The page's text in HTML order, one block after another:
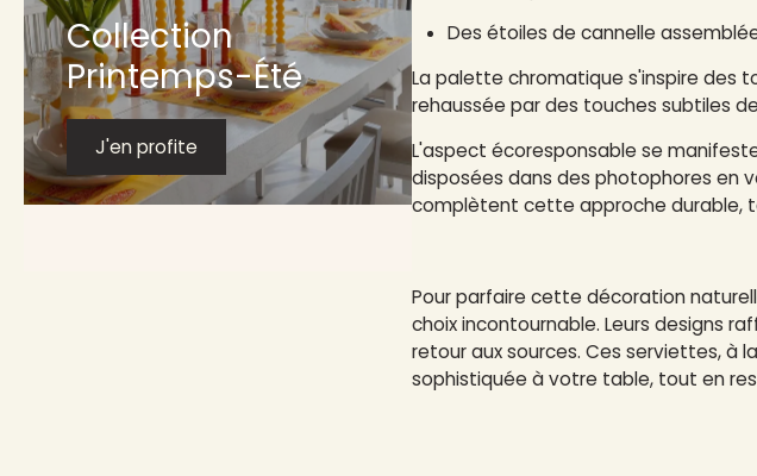
Collection
Printemps-Été
J'en profite
Des étoiles de cannelle
La palette chromatique s'inspire des
rehaussée par des touches subtiles
L'aspect écoresponsable se
disposées dans des photophores en
complètent cette approche durable,
Pour parfaire cette décoration
choix incontournable. Leurs designs
retour aux sources. Ces serviettes, à
sophistiquée à votre table, tout en